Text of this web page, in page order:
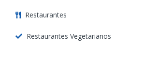
Restaurantes
Restaurantes Vegetarianos